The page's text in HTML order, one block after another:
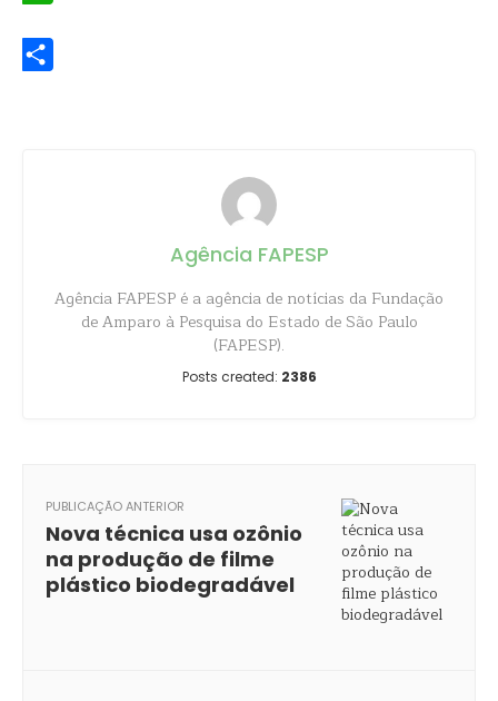
Agência FAPESP
Agência FAPESP é a agência de notícias da Fundação
de Amparo à Pesquisa do Estado de São Paulo
(FAPESP).
Posts created: 2386
PUBLICAÇÃO ANTERIOR
Nova técnica usa ozônio
na produção de filme
plástico biodegradável